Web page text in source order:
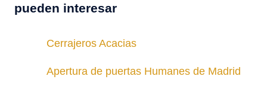
pueden interesar
Cerrajeros Acacias
Apertura de puertas Humanes de Madrid